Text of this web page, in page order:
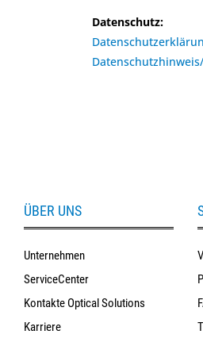
Datenschutz:
ÜBER UNS
Unternehmen
ServiceCenter
Kontakte Optical Solutions
Karriere